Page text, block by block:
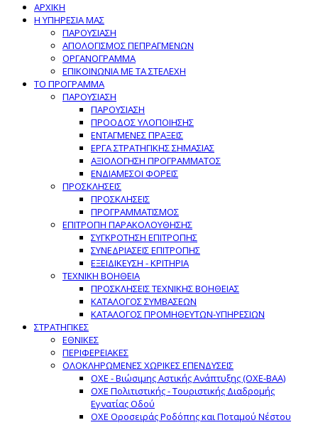
ΑΡΧΙΚΗ
Η ΥΠΗΡΕΣΙΑ ΜΑΣ
ΠΑΡΟΥΣΙΑΣΗ
ΑΠΟΛΟΓΙΣΜΟΣ ΠΕΠΡΑΓΜΕΝΩΝ
ΟΡΓΑΝΟΓΡΑΜΜΑ
ΕΠΙΚΟΙΝΩΝΙΑ ΜΕ ΤΑ ΣΤΕΛΕΧΗ
ΤΟ ΠΡΟΓΡΑΜΜΑ
ΠΑΡΟΥΣΙΑΣΗ
ΠΑΡΟΥΣΙΑΣΗ
ΠΡΟΟΔΟΣ ΥΛΟΠΟΙΗΣΗΣ
ΕΝΤΑΓΜΕΝΕΣ ΠΡΑΞΕΙΣ
ΕΡΓΑ ΣΤΡΑΤΗΓΙΚΗΣ ΣΗΜΑΣΙΑΣ
ΑΞΙΟΛΟΓΗΣΗ ΠΡΟΓΡΑΜΜΑΤΟΣ
ΕΝΔΙΑΜΕΣΟΙ ΦΟΡΕΙΣ
ΠΡΟΣΚΛΗΣΕΙΣ
ΠΡΟΣΚΛΗΣΕΙΣ
ΠΡΟΓΡΑΜΜΑΤΙΣΜΟΣ
ΕΠΙΤΡΟΠΗ ΠΑΡΑΚΟΛΟΥΘΗΣΗΣ
ΣΥΓΚΡΟΤΗΣΗ ΕΠΙΤΡΟΠΗΣ
ΣΥΝΕΔΡΙΑΣΕΙΣ ΕΠΙΤΡΟΠΗΣ
ΕΞΕΙΔΙΚΕΥΣΗ - ΚΡΙΤΗΡΙΑ
ΤΕΧΝΙΚΗ ΒΟΗΘΕΙΑ
ΠΡΟΣΚΛΗΣΕΙΣ ΤΕΧΝΙΚΗΣ ΒΟΗΘΕΙΑΣ
ΚΑΤΑΛΟΓΟΣ ΣΥΜΒΑΣΕΩΝ
ΚΑΤΑΛΟΓΟΣ ΠΡΟΜΗΘΕΥΤΩΝ-ΥΠΗΡΕΣΙΩΝ
ΣΤΡΑΤΗΓΙΚΕΣ
ΕΘΝΙΚΕΣ
ΠΕΡΙΦΕΡΕΙΑΚΕΣ
ΟΛΟΚΛΗΡΩΜΕΝΕΣ ΧΩΡΙΚΕΣ ΕΠΕΝΔΥΣΕΙΣ
ΟΧΕ - Βιώσιμης Αστικής Ανάπτυξης (ΟΧΕ-ΒΑΑ)
ΟΧΕ Πολιτιστικής - Τουριστικής Διαδρομής
Εγνατίας Οδού
ΟΧΕ Οροσειράς Ροδόπης και Ποταμού Νέστου